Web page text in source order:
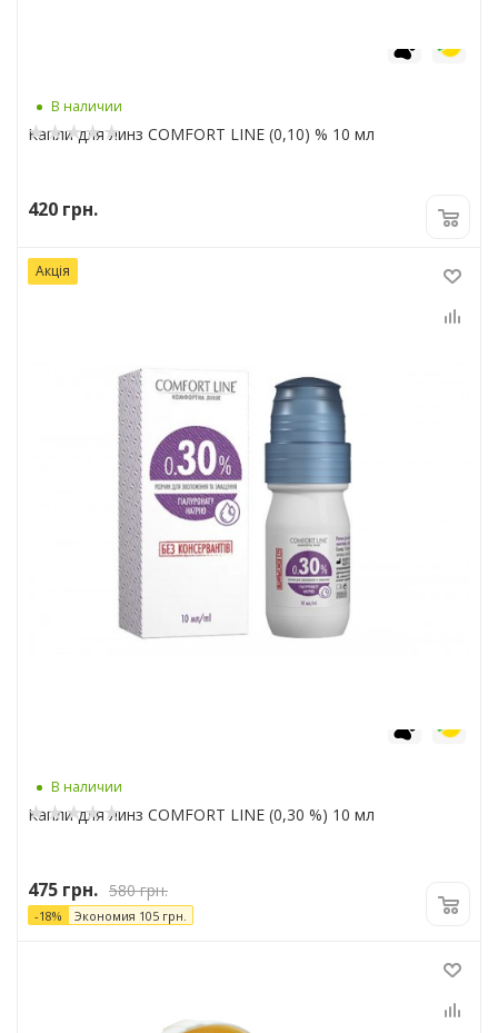
В наличии
Капли для линз COMFORT LINE (0,10) % 10 мл
420 грн.
Акція
В наличии
Капли для линз COMFORT LINE (0,30 %) 10 мл
475 грн. 580грн.
-18% Экономия 105 грн.